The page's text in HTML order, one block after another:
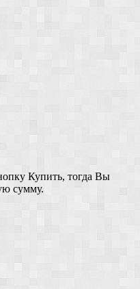
Купить, тогда Вы
сумму.